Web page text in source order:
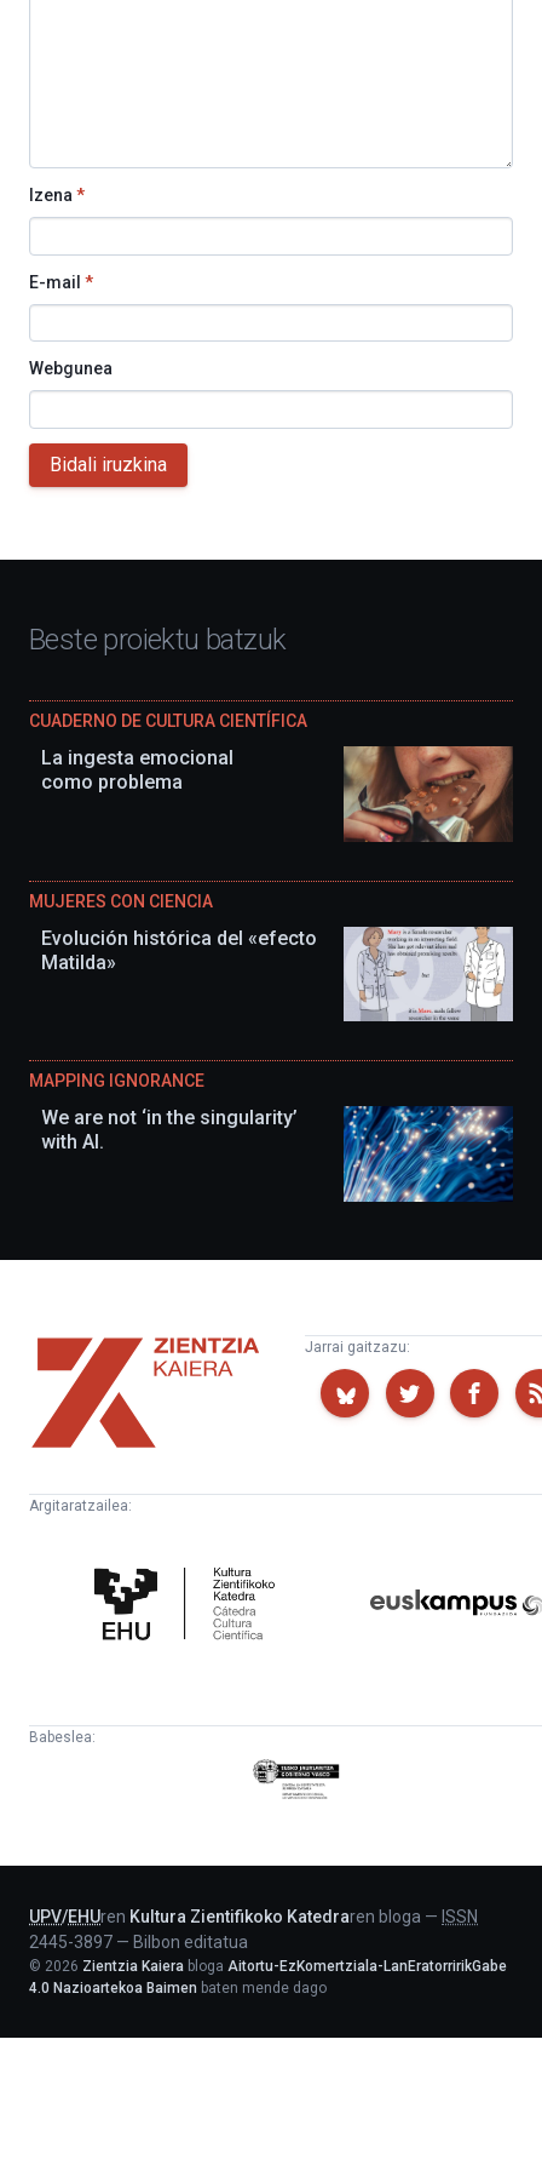
Izena*
E-mail *
Webgunea
Bidali iruzkina
Beste proiektu batzuk
CUADERNO DE CULTURA CIENTÍFICA
La ingesta emocional
como problema
MUJERES CON CIENCIA
Evolución histórica del «efecto
Matilda»
MAPPING IGNORANCE
We are not ‘in the singularity’
with AI.
Zientzia
Kaiera
Jarrai gaitzazu:
Argitaratzailea:
Zientifikoko
Katedra
Babeslea:
Eusko
Jaurlaritza
UPV/EHUren Kultura Zientifikoko Katedraren bloga — ISSN
2445-3897 — Bilbon editatua
© 2026 Zientzia Kaiera bloga Aitortu-EzKomertziala-LanEratorririkGabe
4.0 Nazioartekoa Baimen baten mende dago